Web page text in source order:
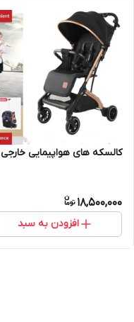
کالسکه های هواپیمایی خارجی
18,500,000
افزودن به سبد